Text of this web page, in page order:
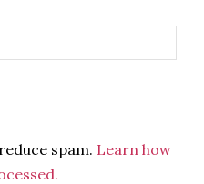
spam. Learn how